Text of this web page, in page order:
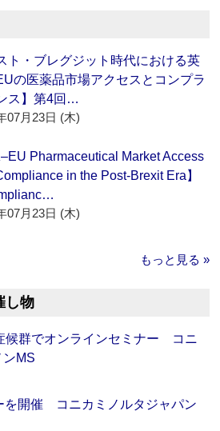
ト・ブレグジット時代における英
の医薬品市場アクセスとコンプラ
ス】第4回…
07月23日 (木)
Pharmaceutical Market Access
in the Post-Brexit Era】
07月23日 (木)
もっと見る »
し物
候群でオンラインセミナー コニ
ンMS
を開催 コニカミノルタジャパン